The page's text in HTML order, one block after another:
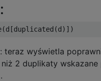
teraz wyświetla
2 duplikaty wskazane
.